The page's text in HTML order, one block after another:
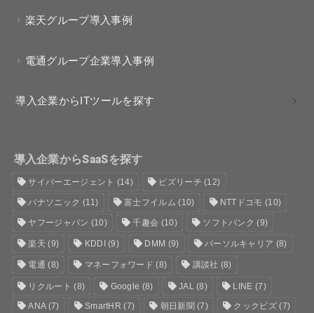
楽天グループ導入事例
電通グループ企業導入事例
導入企業からITツールを探す
導入企業からSaaSを探す
サイバーエージェント (14) ビズリーチ (12)
パナソニック (11) 富士フイルム (10) NTTドコモ (10)
ヤフージャパン (10) 千趣会 (10) ソフトバンク (9)
楽天 (9) KDDI (9) DMM (9) パーソルキャリア (8)
電通 (8) マネーフォワード (8) 講談社 (8)
リクルート (8) Google (8) JAL (8) LINE (7)
ANA(7) SmartHR (7) 朝日新聞 (7) クックビズ(7)